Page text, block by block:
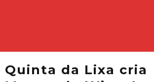
Quinta da Lixa cria